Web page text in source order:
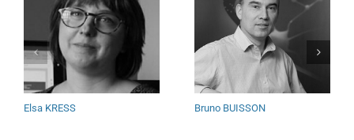
Elsa KRESS Bruno BUISSON